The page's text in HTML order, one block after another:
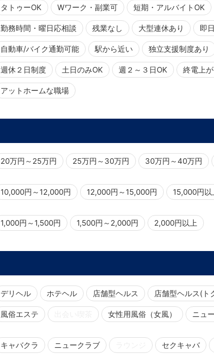
タトゥーOK Wワーク・副業可 短期・アルバイトOK
勤務時間・曜日応相談 残業なし 大型連休あり 即
自動車/バイク通勤可能 駅から近い 独立支援制度あり
週休２日制度 土日のみOK 週２～３日OK 終電上
アットホームな職場
20万円～25万円 25万円～30万円 30万円～40万円
10,000円～12,000円 12,000円～15,000円 15,000円以
1,000円～1,500円 1,500円～2,000円 2,000円以上
デリヘル ホテヘル 店舗型ヘルス 店舗型ヘルス(ト
風俗エステ 女性用風俗（女風） ニュ
キャバクラ ニュークラブ セクキャバ